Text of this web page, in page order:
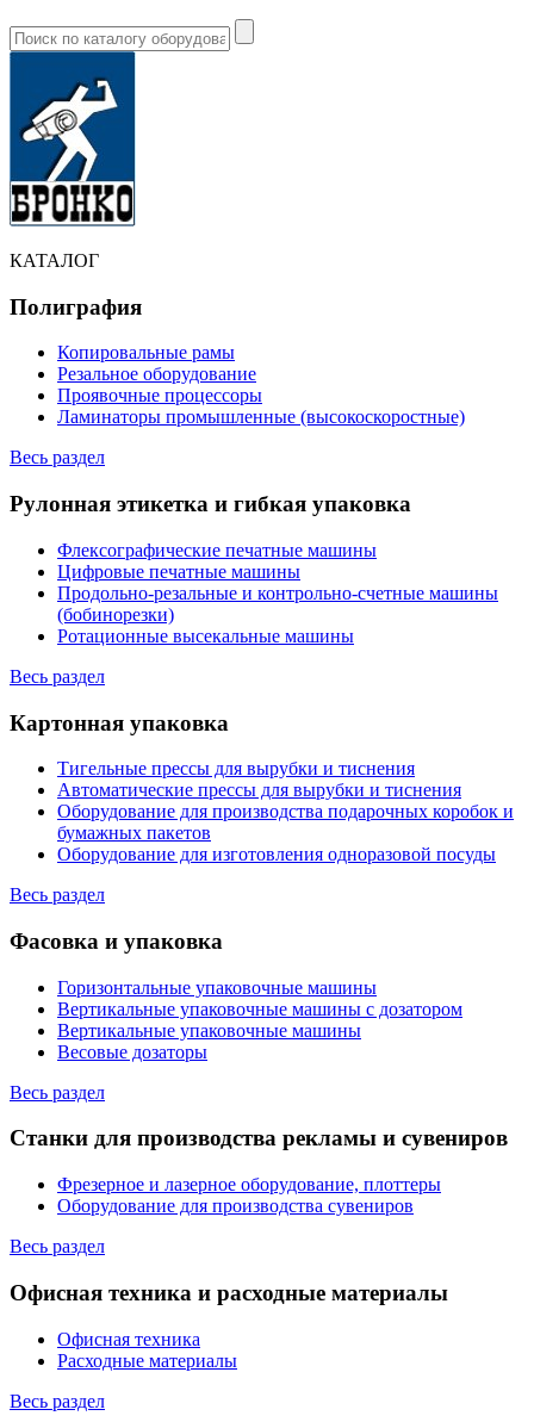
КАТАЛОГ
Полиграфия
Копировальные рамы
Резальное оборудование
Проявочные процессоры
Ламинаторы промышленные (высокоскоростные)
Весь раздел
Рулонная этикетка и гибкая упаковка
Флексографические печатные машины
Цифровые печатные машины
Продольно-резальные и контрольно-счетные машины
(бобинорезки)
Ротационные высекальные машины
Весь раздел
Картонная упаковка
Тигельные прессы для вырубки и тиснения
Автоматические прессы для вырубки и тиснения
Оборудование для производства подарочных коробок и
бумажных пакетов
Оборудование для изготовления одноразовой посуды
Весь раздел
Фасовка и упаковка
Горизонтальные упаковочные машины
Вертикальные упаковочные машины с дозатором
Вертикальные упаковочные машины
Весовые дозаторы
Весь раздел
Станки для производства рекламы и сувениров
Фрезерное и лазерное оборудование, плоттеры
Оборудование для производства сувениров
Весь раздел
Офисная техника и расходные материалы
Офисная техника
Расходные материалы
Весь раздел